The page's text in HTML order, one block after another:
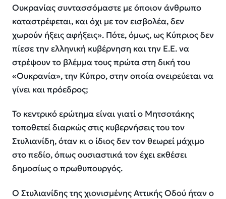
Ουκρανίας συντασσόμαστε με όποιον άνθρωπο
καταστρέφεται, και όχι με τον εισβολέα, δεν
χωρούν ήξεις αφήξεις». Πότε, όμως, ως Κύπριος δεν
πίεσε την ελληνική κυβέρνηση και την Ε.Ε. να
στρέψουν το βλέμμα τους πρώτα στη δική του
«Ουκρανία», την Κύπρο, στην οποία ονειρεύεται να
γίνει και πρόεδρος;
Το κεντρικό ερώτημα είναι γιατί ο Μητσοτάκης
τοποθετεί διαρκώς στις κυβερνήσεις του τον
Στυλιανίδη, όταν κι ο ίδιος δεν τον θεωρεί μάχιμο
στο πεδίο, όπως ουσιαστικά τον έχει εκθέσει
δημοσίως ο πρωθυπουργός.
Ο Στυλιανίδης της χιονισμένης Αττικής Οδού ήταν ο